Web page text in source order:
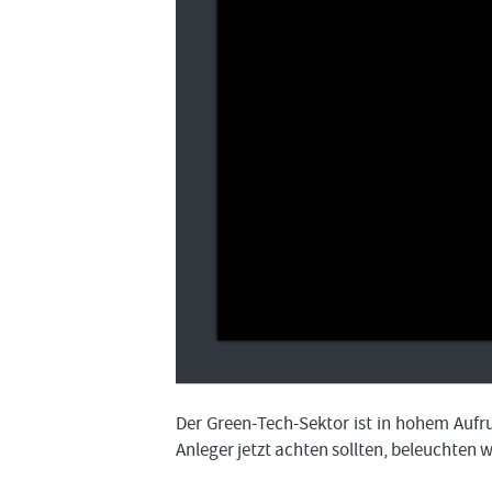
Der Green-Tech-Sektor ist in hohem
Anleger jetzt achten sollten, beleuchten